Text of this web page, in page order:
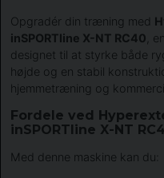
Opgradér din træning med
inSPORTline X-NT RC40 ,
designet til at styrke både
højde og en stabil
hjemmetræning og
Fordele ved
inSPORTline X-NT
Med denne maskine kan du: